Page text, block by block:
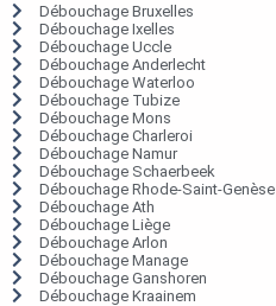
Débouchage Bruxelles
Débouchage Ixelles
Débouchage Uccle
Débouchage Anderlecht
Débouchage Waterloo
Débouchage Tubize
Débouchage Mons
Débouchage Charleroi
Débouchage Namur
Débouchage Schaerbeek
Débouchage Rhode-Saint-Genèse
Débouchage Ath
Débouchage Liège
Débouchage Arlon
Débouchage Manage
Débouchage Ganshoren
Débouchage Kraainem